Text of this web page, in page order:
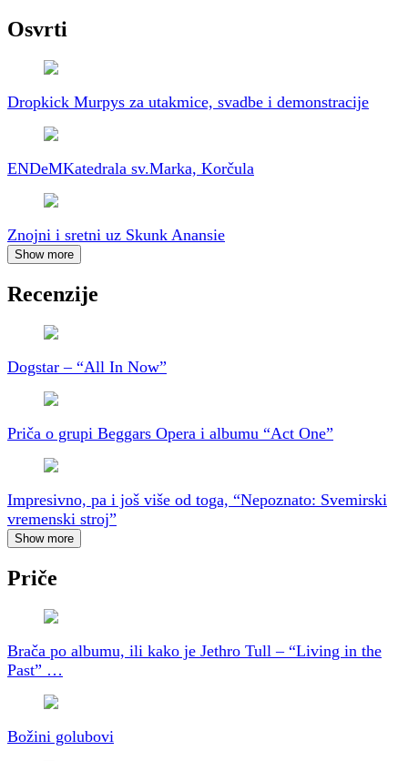
Osvrti
Dropkick Murpys za utakmice, svadbe i demonstracije
ENDeMKatedrala sv.Marka, Korčula
Znojni i sretni uz Skunk Anansie
Show more
Recenzije
Dogstar – “All In Now”
Priča o grupi Beggars Opera i albumu “Act One”
Impresivno, pa i još više od toga, “Nepoznato: Svemirski
vremenski stroj”
Show more
Priče
Brača po albumu, ili kako je Jethro Tull – “Living in the
Past” …
Božini golubovi